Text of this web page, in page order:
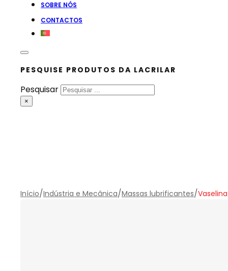
SOBRE NÓS
CONTACTOS
PESQUISE PRODUTOS DA LACRILAR
Pesquisar
×
Início/Indústria e Mecânica/Massas lubrificantes/